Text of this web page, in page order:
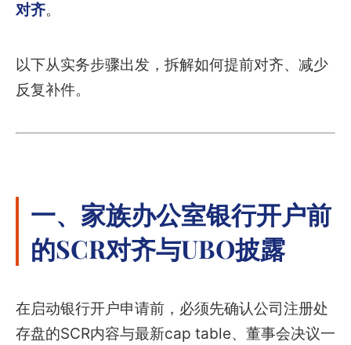
对齐。
以下从实务步骤出发，拆解如何提前对齐、减少
反复补件。
一、家族办公室银行开户前
的SCR对齐与UBO披露
在启动银行开户申请前，必须先确认公司注册处
存盘的SCR内容与最新cap table、董事会决议一